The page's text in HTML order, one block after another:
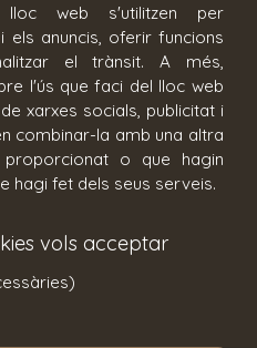
web s'utilitzen per
els anuncis, oferir funcions
el trànsit. A més,
l'ús que faci del lloc web
xarxes socials, publicitat i
combinar-la amb una altra
o que hagin
hagi fet dels seus serveis.
vols acceptar